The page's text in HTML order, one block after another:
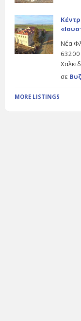
Νέα
63200
σε
MORE LISTINGS